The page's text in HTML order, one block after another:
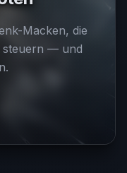
Macken, die
steuern — und